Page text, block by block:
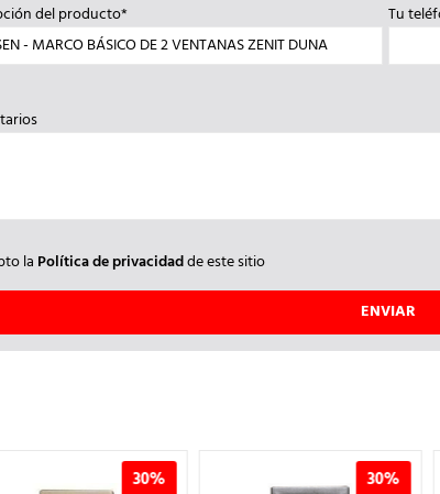
del producto* Tu
la Política de privacidadde este sitio
30% 30%